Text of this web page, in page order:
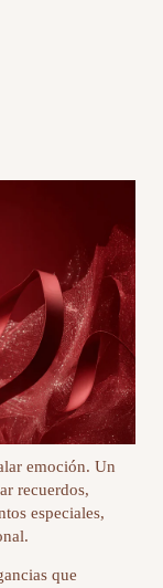
emoción. Un
recuerdos,
especiales,
que